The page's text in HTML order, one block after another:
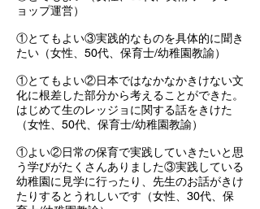
ョップ運営）
①とてもよい③実践的なものを具体的に聞き
たい（女性、50代、保育士/幼稚園教諭）
①とてもよい②日本ではなかなかきけない文
化に根差した部分から考えることができた。
はじめて生のレッジョに関する話をきけた
（女性、50代、保育士/幼稚園教諭）
①よい②日常の保育で実践していきたいと思
う学びがたくさんありました③実践している
幼稚園に見学に行ったり、先生のお話がきけ
たりするとうれしいです（女性、30代、保